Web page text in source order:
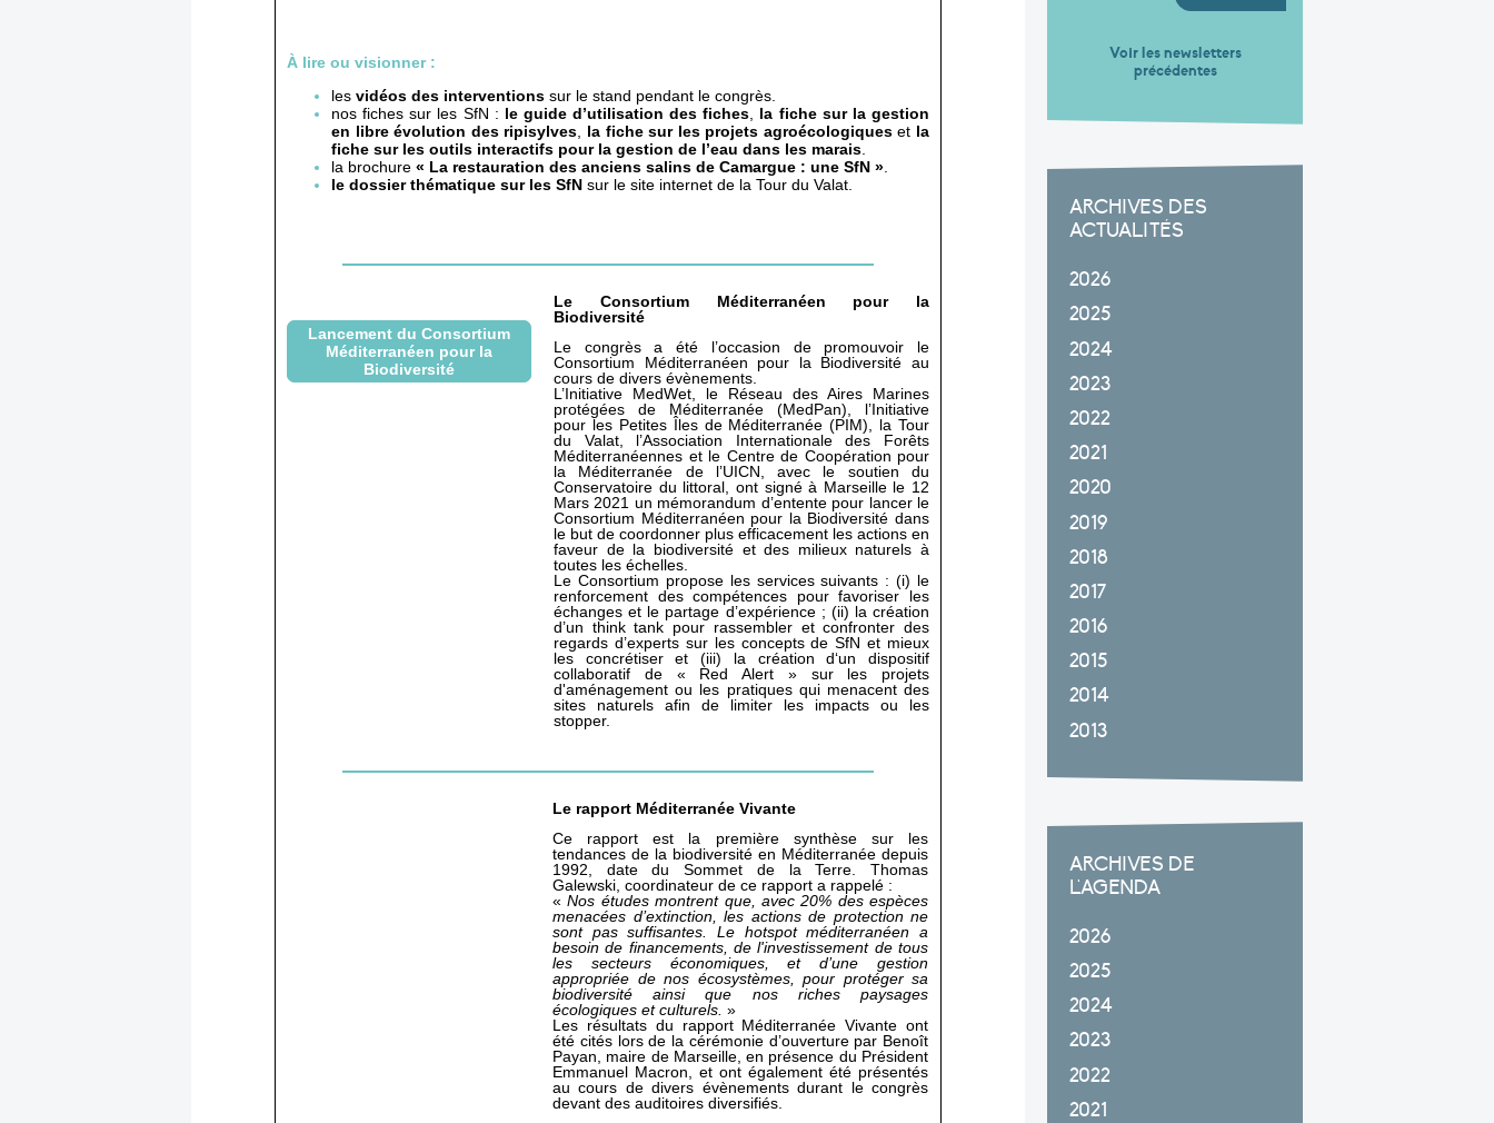
Voir les newsletters
précédentes
ARCHIVES DES
ACTUALITÉS
2026
2025
2024
2023
2022
2021
2020
2019
2018
2017
2016
2015
2014
2013
ARCHIVES DE
L'AGENDA
2026
2025
2024
2023
2022
2021